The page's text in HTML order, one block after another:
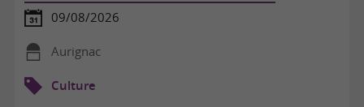
09/08/2026
Aurignac
Culture